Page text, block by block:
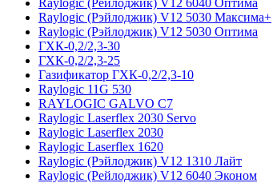
Raylogic (Рэйлоджик) V12 5030 Максима+
Raylogic (Рэйлоджик) V12 5030 Оптима
ГХК-0,2/2,3-30
ГХК-0,2/2,3-25
Газификатор ГХК-0,2/2,3-10
Raylogic 11G 530
RAYLOGIC GALVO С7
Raylogic Laserflex 2030 Servo
Raylogic Laserflex 2030
Raylogic Laserflex 1620
Raylogic (Рэйлоджик) V12 1310 Лайт
Raylogic (Рейлоджик) V12 6040 Эконом